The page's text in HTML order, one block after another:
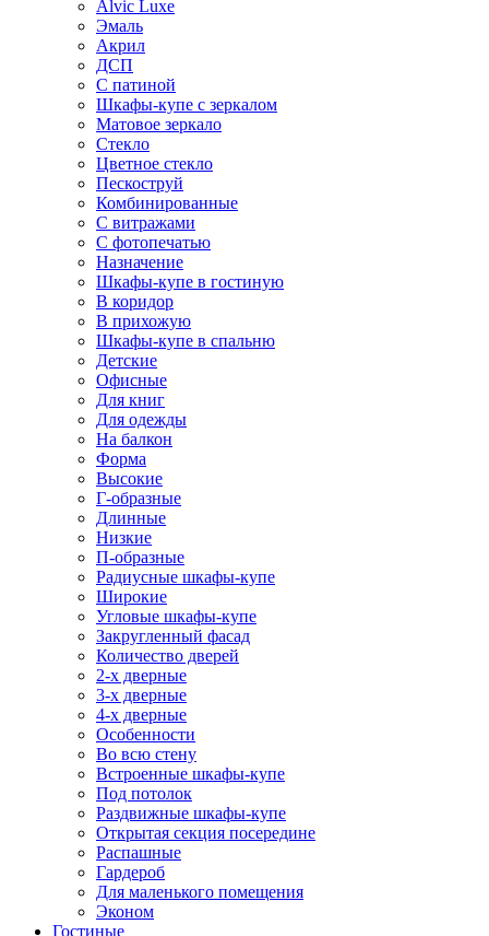
Alvic Luxe
Эмаль
Акрил
ДСП
С патиной
Шкафы-купе с зеркалом
Матовое зеркало
Стекло
Цветное стекло
Пескоструй
Комбинированные
С витражами
С фотопечатью
Назначение
Шкафы-купе в гостиную
В коридор
В прихожую
Шкафы-купе в спальню
Детские
Офисные
Для книг
Для одежды
На балкон
Форма
Высокие
Г-образные
Длинные
Низкие
П-образные
Радиусные шкафы-купе
Широкие
Угловые шкафы-купе
Закругленный фасад
Количество дверей
2-х дверные
3-х дверные
4-х дверные
Особенности
Во всю стену
Встроенные шкафы-купе
Под потолок
Раздвижные шкафы-купе
Открытая секция посередине
Распашные
Гардероб
Для маленького помещения
Эконом
Гостиные